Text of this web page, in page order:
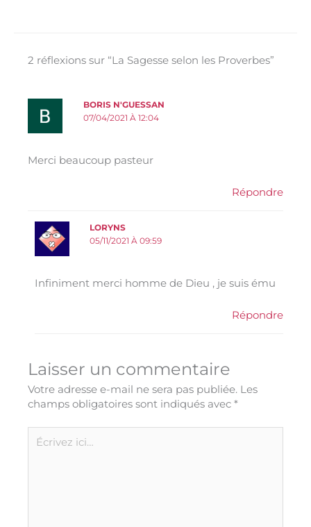
2 réflexions sur “La Sagesse selon les Proverbes”
BORIS N'GUESSAN
07/04/2021 À 12:04
Merci beaucoup pasteur
Répondre
LORYNS
05/11/2021 À 09:59
Infiniment merci homme de Dieu , je suis ému
Répondre
Laisser un commentaire
Votre adresse e-mail ne sera pas publiée. Les
champs obligatoires sont indiqués avec *
ici…